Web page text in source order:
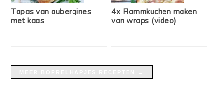
Tapas van aubergines
met kaas
4x Flammkuchen maken
van wraps (video)